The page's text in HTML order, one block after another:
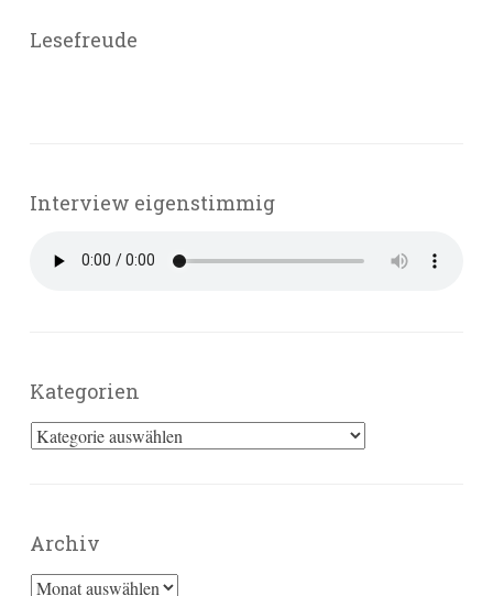
Lesefreude
Interview eigenstimmig
Kategorien
Kategorien
Archiv
Archiv